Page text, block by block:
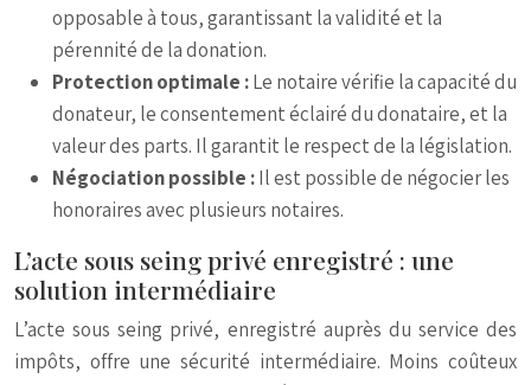
opposable à tous, garantissant la validité et la
pérennité de la donation.
Protection optimale :Le notaire vérifie la capacité du
donateur, le consentement éclairé du donataire, et la
valeur des parts. Il garantit le respect de la législation.
Négociation possible :Il est possible de négocier les
honoraires avec plusieurs notaires.
L’acte sous seing privé enregistré : une
solution intermédiaire
L’acte sous seing privé, enregistré auprès du service des
impôts, offre une sécurité intermédiaire. Moins coûteux